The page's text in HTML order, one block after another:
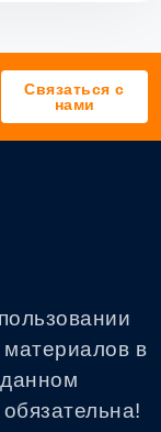
Связаться с
нами
в